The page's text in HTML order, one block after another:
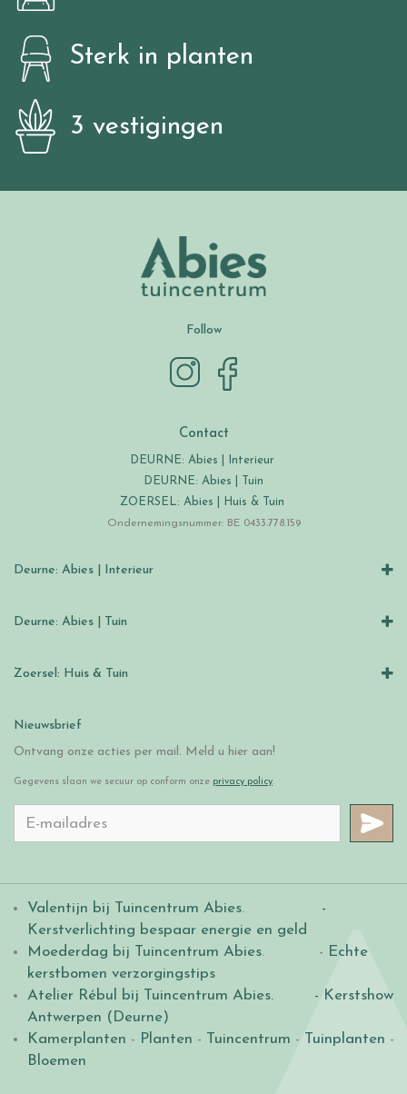
Sterk in planten
3 vestigingen
Follow
Contact
DEURNE: Abies | Interieur
DEURNE: Abies | Tuin
ZOERSEL: Abies | Huis & Tuin
Ondernemingsnummer: BE 0433.778.159
Deurne: Abies | Interieur
Deurne: Abies | Tuin
Zoersel: Huis & Tuin
Nieuwsbrief
Ontvang onze acties per mail. Meld u hier aan!
Gegevens slaan we secuur op conform onze privacy policy.
Valentijn bij Tuincentrum Abies.
-
Kerstverlichting bespaar energie en geld
Moederdag bij Tuincentrum Abies. - Echte
kerstbomen verzorgingstips
Atelier Rébul bij Tuincentrum Abies.
- Kerstshow
Antwerpen (Deurne)
Kamerplanten - Planten - Tuincentrum - Tuinplanten -
Bloemen